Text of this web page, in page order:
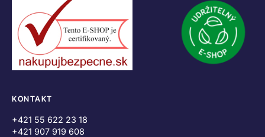
KONTAKT
+421 55 622 23 18
+421 907 919 608